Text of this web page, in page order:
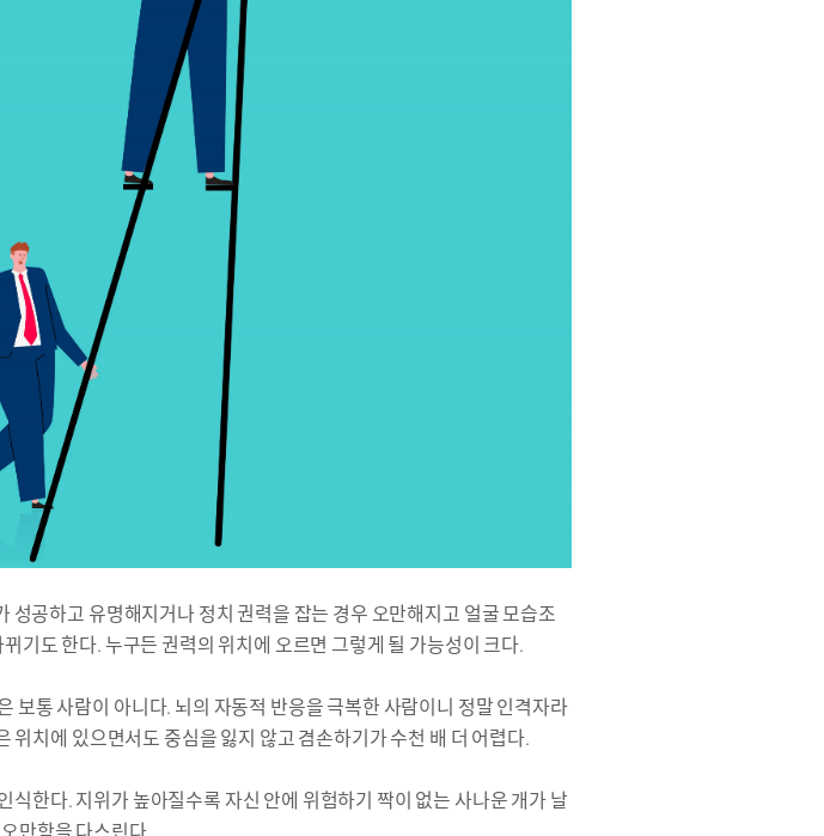
공하고 유명해지거나 정치 권력을 잡는 경우 오만해지고 얼굴 모습조
기도 한다. 누구든 권력의 위치에 오르면 그렇게 될 가능성이 크다.
보통 사람이 아니다. 뇌의 자동적 반응을 극복한 사람이니 정말 인격자라
위치에 있으면서도 중심을 잃지 않고 겸손하기가 수천 배 더 어렵다.
한다. 지위가 높아질수록 자신 안에 위험하기 짝이 없는 사나운 개가 날